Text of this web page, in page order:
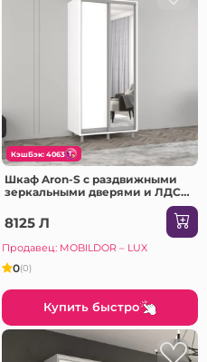
КэшБэк: 4063
Шкаф Aron-S с раздвижными
зеркальными дверями и ЛДСП
8125 Л
Продавец: MOBILDOR – LUX
0(0)
Купить быстро